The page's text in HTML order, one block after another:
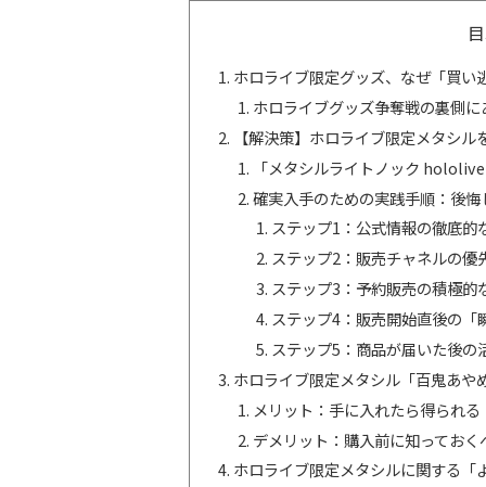
ホロライブ限定グッズ、なぜ「買
ホロライブグッズ争奪戦の裏側
【解決策】ホロライブ限定メタシ
「メタシルライトノック
確実入手のための実践手順：後
ステップ1：公式情報の徹底的
ステップ2：販売チャネルの
ステップ3：予約販売の積極的
ステップ4：販売開始直後の「
ステップ5：商品が届いた後の
ホロライブ限定メタシル「百鬼あ
メリット：手に入れたら得られ
デメリット：購入前に知ってお
ホロライブ限定メタシルに関する「